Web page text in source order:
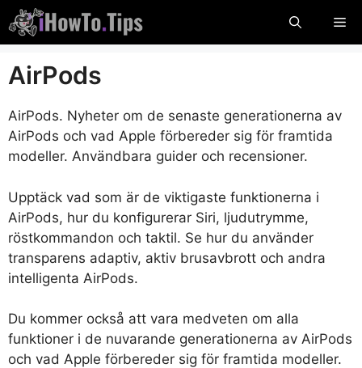
Hoppa
till
innehåll
AirPods
AirPods. Nyheter om de senaste generationerna av
AirPods och vad Apple förbereder sig för framtida
modeller. Användbara guider och recensioner.
Upptäck vad som är de viktigaste funktionerna i
AirPods, hur du konfigurerar Siri, ljudutrymme,
röstkommandon och taktil. Se hur du använder
transparens adaptiv, aktiv brusavbrott och andra
intelligenta AirPods.
Du kommer också att vara medveten om alla
funktioner i de nuvarande generationerna av AirPods
och vad Apple förbereder sig för framtida modeller.